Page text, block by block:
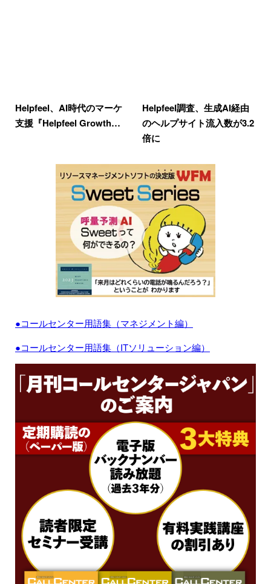
Helpfeel、AI時代のマーケ
支援『Helpfeel Growth…
Helpfeel調査、生成AI経由
のヘルプサイト流入数が3.2
倍に
●コールセンター用語集（マネジメント編）
●コールセンター用語集（ITソリューション編）